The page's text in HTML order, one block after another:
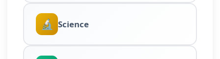
🔬 Science